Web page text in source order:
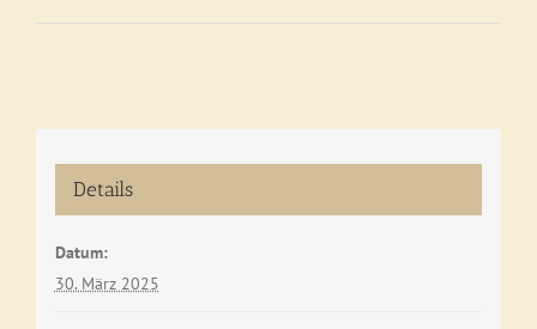
Details
Datum:
30. März 2025